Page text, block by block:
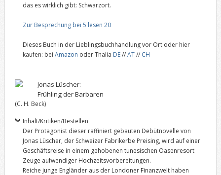
das es wirklich gibt: Schwarzort.
Zur Besprechung bei 5 lesen 20
Dieses Buch in der Lieblingsbuchhandlung vor Ort oder hier
kaufen: bei Amazon oder Thalia DE//AT// CH
Jonas Lüscher:
Frühling der Barbaren
(C. H. Beck)
Inhalt/Kritiken/Bestellen
Der Protagonist dieser raffiniert gebauten Debütnovelle von
Jonas Lüscher, der Schweizer Fabrikerbe Preising, wird auf einer
Geschäftsreise in einem gehobenen tunesischen Oasenresort
Zeuge aufwendiger Hochzeitsvorbereitungen.
Reiche junge Engländer aus der Londoner Finanzwelt haben